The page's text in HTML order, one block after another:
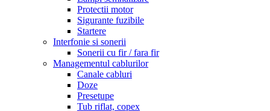
Protectii motor
Sigurante fuzibile
Startere
Interfonie si sonerii
Sonerii cu fir / fara fir
Managementul cablurilor
Canale cabluri
Doze
Presetupe
Tub riflat, copex